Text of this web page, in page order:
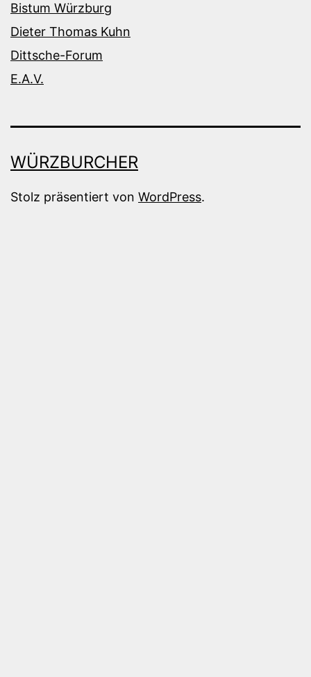
Bistum Würzburg
Dieter Thomas Kuhn
Dittsche-Forum
E.A.V.
WÜRZBURCHER
Stolz präsentiert von WordPress.